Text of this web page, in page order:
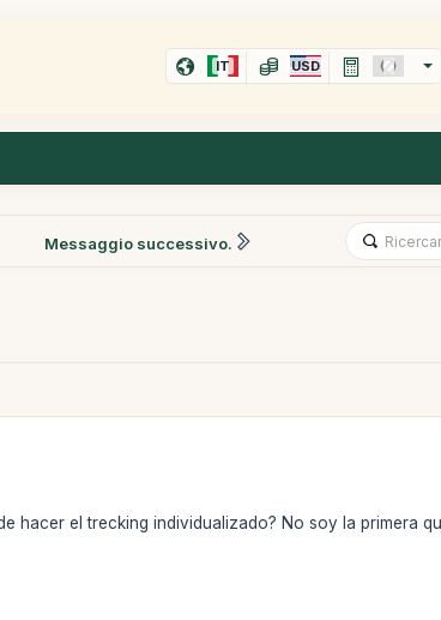
IT USD
Messaggio successivo.
hacer el trecking individualizado? No soy la primera